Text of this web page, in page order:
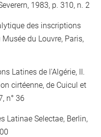
1983, p. 310, n. 2
des inscriptions
du Louvre, Paris,
Latines de l'Algérie, II.
cirtéenne, de Cuicul et
n° 36
Latinae Selectae, Berlin,